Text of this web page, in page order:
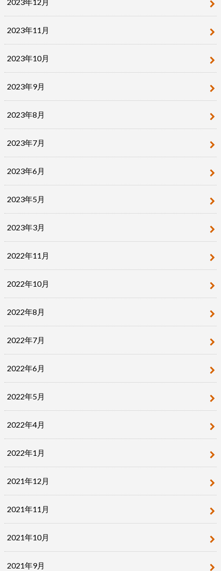
2023年11月
2023年10月
2023年9月
2023年8月
2023年7月
2023年6月
2023年5月
2023年3月
2022年11月
2022年10月
2022年8月
2022年7月
2022年6月
2022年5月
2022年4月
2022年1月
2021年12月
2021年11月
2021年10月
2021年9月